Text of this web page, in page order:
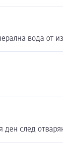
вода от
след